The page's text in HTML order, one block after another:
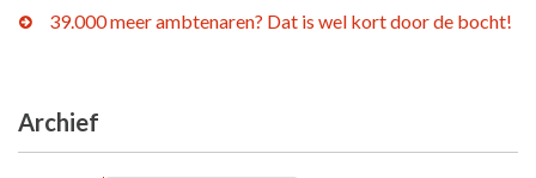
39.000 meer ambtenaren? Dat is wel kort door de bocht!
Archief